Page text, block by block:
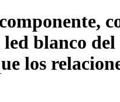
blanco del
los